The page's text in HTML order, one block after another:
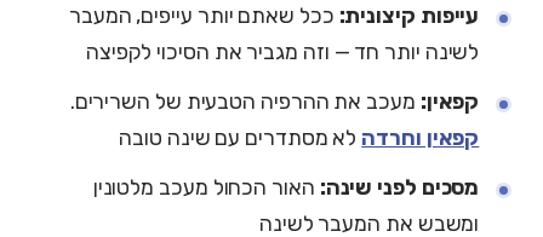
עייפות קיצונית: ככל שאתם יותר עייפים, המעבר
לשינה יותר חד — וזה מגביר את הסיכוי לקפיצה
קפאין: מעכב את ההרפיה הטבעית של השרירים.
קפאין וחרדה לא מסתדרים עם שינה טובה
מסכים לפני שינה: האור הכחול מעכב מלטונין
ומשבש את המעבר לשינה